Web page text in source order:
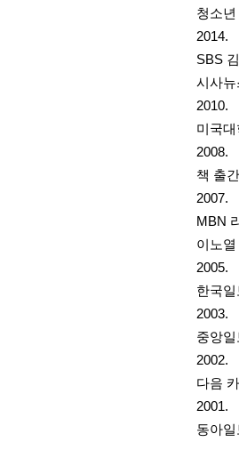
청소
2014.
SBS
시사
2010.
미국
2008.
책 출
2007.
MBN
이노
2005.
한국
2003.
중앙
2002.
다음
2001.
동아